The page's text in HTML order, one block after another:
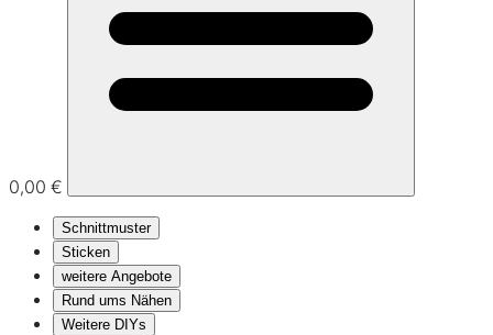
0,00 €
Schnittmuster
Sticken
weitere Angebote
Rund ums Nähen
Weitere DIYs